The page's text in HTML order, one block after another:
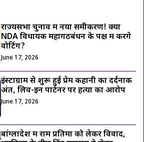
राज्यसभा चुनाव में नया समीकरण! क्या
NDA विधायक महागठबंधन के पक्ष में करेंगे
वोटिंग?
June 17, 2026
इंस्टाग्राम से शुरू हुई प्रेम कहानी का दर्दनाक
अंत, लिव-इन पार्टनर पर हत्या का आरोप
June 17, 2026
बांग्लादेश में राम प्रतिमा को लेकर विवाद,